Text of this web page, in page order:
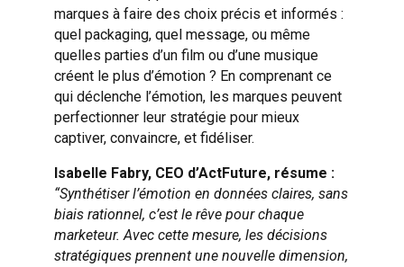
marques à faire des choix précis et informés :
quel packaging, quel message, ou même
quelles parties d’un film ou d’une musique
créent le plus d’émotion ? En comprenant ce
qui déclenche l’émotion, les marques peuvent
perfectionner leur stratégie pour mieux
captiver, convaincre, et fidéliser.
Isabelle Fabry, CEO d’ActFuture, résume :
“Synthétiser l’émotion en données claires, sans
biais rationnel, c’est le rêve pour chaque
marketeur. Avec cette mesure, les décisions
stratégiques prennent une nouvelle dimension,